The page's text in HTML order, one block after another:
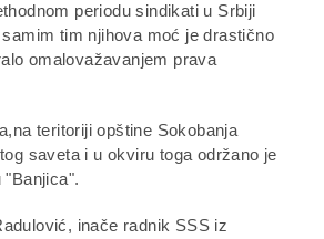
periodu sindikati u Srbiji
tim njihova moć je drastično
omalovažavanjem prava
teritoriji opštine Sokobanja
saveta i u okviru toga održano je
"Banjica".
inače radnik SSS iz